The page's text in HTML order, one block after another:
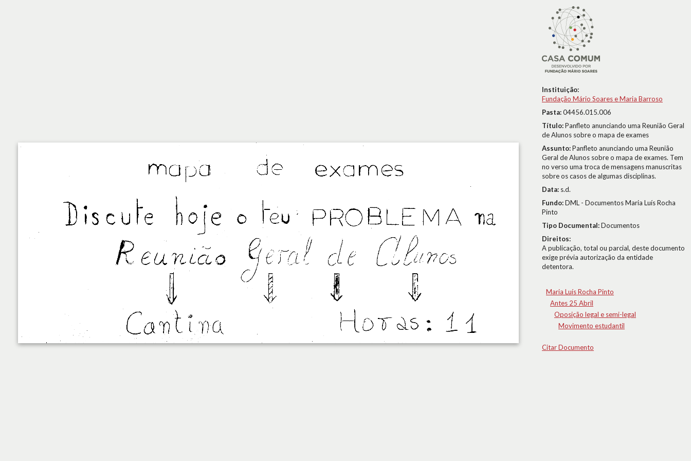
Instituição:
Fundação Mário Soares e Maria Barroso
Pasta:04456.015.006
Título:Panfleto anunciando uma Reunião Geral
de Alunos sobre o mapa de exames
Assunto:Panfleto anunciando uma Reunião
Geral de Alunos sobre o mapa de exames. Tem
no verso uma troca de mensagens manuscritas
sobre os casos de algumas disciplinas.
Data: s.d.
Fundo:DML - Documentos Maria Luís Rocha
Pinto
Tipo Documental:Documentos
Direitos:
A publicação, total ou parcial, deste documento
exige prévia autorização da entidade
detentora.
Maria Luís Rocha Pinto
Antes 25 Abril
Oposição legal e semi-legal
Movimento estudantil
Citar Documento